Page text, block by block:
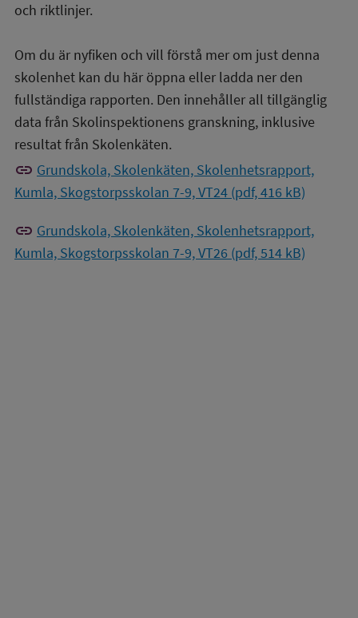
och riktlinjer.
Om du är nyfiken och vill förstå mer om just denna
skolenhet kan du här öppna eller ladda ner den
fullständiga rapporten. Den innehåller all tillgänglig
data från Skolinspektionens granskning, inklusive
resultat från Skolenkäten.
link Grundskola, Skolenkäten, Skolenhetsrapport,
Kumla, Skogstorpsskolan 7-9, VT24 (pdf, 416 kB)
link Grundskola, Skolenkäten, Skolenhetsrapport,
Kumla, Skogstorpsskolan 7-9, VT26 (pdf, 514 kB)